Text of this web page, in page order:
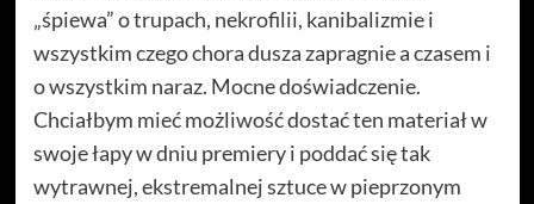
„śpiewa” o trupach, nekrofilii, kanibalizmie i
wszystkim czego chora dusza zapragnie a czasem i
o wszystkim naraz. Mocne doświadczenie.
Chciałbym mieć możliwość dostać ten materiał w
swoje łapy w dniu premiery i poddać się tak
wytrawnej, ekstremalnej sztuce w pieprzonym